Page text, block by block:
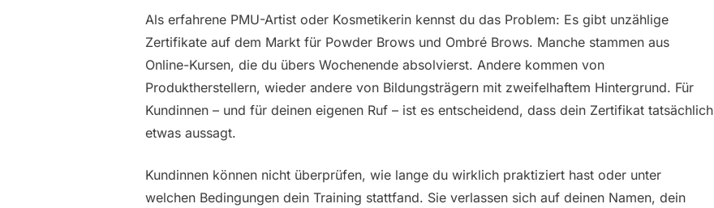
Als erfahrene PMU-Artist oder Kosmetikerin kennst du das Problem: Es gibt unzählige
Zertifikate auf dem Markt für Powder Brows und Ombré Brows. Manche stammen aus
Online-Kursen, die du übers Wochenende absolvierst. Andere kommen von
Produktherstellern, wieder andere von Bildungsträgern mit zweifelhaftem Hintergrund. Für
Kundinnen – und für deinen eigenen Ruf – ist es entscheidend, dass dein Zertifikat tatsächlich
etwas aussagt.
Kundinnen können nicht überprüfen, wie lange du wirklich praktiziert hast oder unter
welchen Bedingungen dein Training stattfand. Sie verlassen sich auf deinen Namen, dein